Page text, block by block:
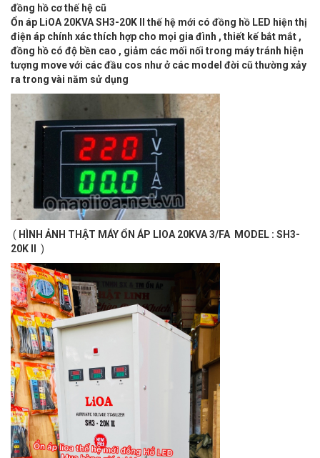
đồng hồ cơ thế hệ cũ
Ổn áp LiOA 20KVA SH3-20K II thế hệ mới có đồng hồ LED hiện thị
điện áp chính xác thích hợp cho mọi gia đình , thiết kế bắt mắt ,
đồng hồ có độ bền cao , giảm các mối nối trong máy tránh hiện
tượng move với các đầu cos như ở các model đời cũ thường xảy
ra trong vài năm sử dụng
( HÌNH ẢNH THẬT MÁY ỔN ÁP LIOA 20KVA 3/FA MODEL : SH3-
20K II )